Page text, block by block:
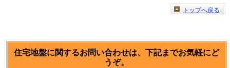
トップへ戻る
住宅地盤に関するお問い合わせは、下記までお気軽にど
うぞ。